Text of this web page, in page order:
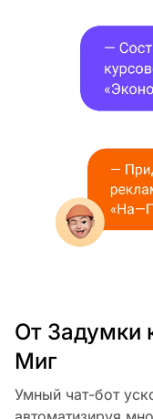
От Задумки
Миг
Умный чат-бот